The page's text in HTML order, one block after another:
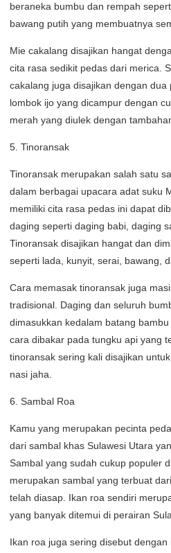
beraneka bumbu dan rempah
bawang putih yang membuatnya
Mie cakalang disajikan hangat
cita rasa sedikit pedas dari merica.
cakalang juga disajikan dengan
lombok ijo yang dicampur dengan
merah yang diulek dengan
5. Tinoransak
Tinoransak merupakan salah satu
dalam berbagai upacara adat suku
memiliki cita rasa pedas ini dapat
daging seperti daging babi, daging
Tinoransak disajikan hangat dan
seperti lada, kunyit, serai, bawang,
Cara memasak tinoransak juga
tradisional. Daging dan seluruh
dimasukkan kedalam batang
cara dibakar pada tungku api yang
tinoransak sering kali disajikan
nasi jaha.
6. Sambal Roa
Kamu yang merupakan pecinta
dari sambal khas Sulawesi Utara
Sambal yang sudah cukup populer
merupakan sambal yang terbuat
telah diasap. Ikan roa sendiri
yang banyak ditemui di perairan
Ikan roa juga sering disebut dengan